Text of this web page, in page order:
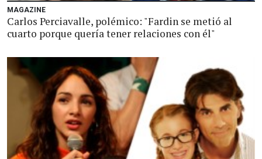
MAGAZINE
Carlos Perciavalle, polémico: "Fardin se metió al
cuarto porque quería tener relaciones con él"